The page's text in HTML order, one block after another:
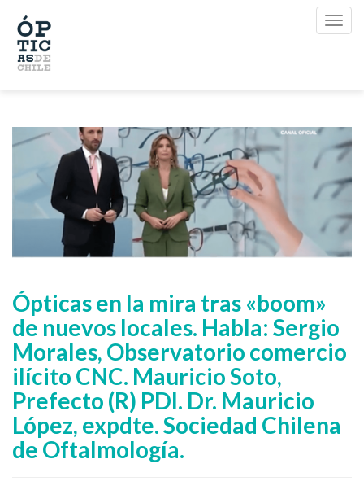
Ópticas en la mira tras «boom»
de nuevos locales. Habla: Sergio
Morales, Observatorio comercio
ilícito CNC. Mauricio Soto,
Prefecto (R) PDI. Dr. Mauricio
López, expdte. Sociedad Chilena
de Oftalmología.